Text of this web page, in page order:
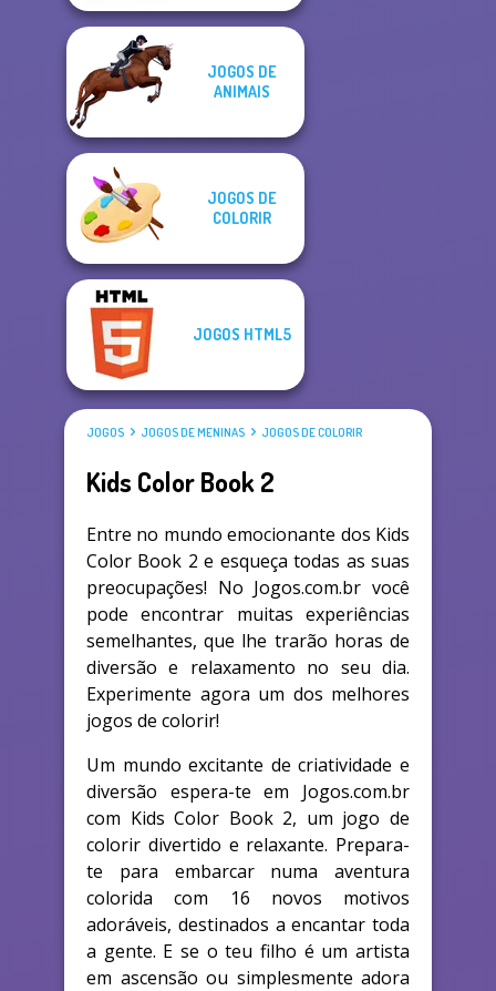
JOGOS DE
ANIMAIS
JOGOS DE
COLORIR
JOGOS HTML5
JOGOS JOGOS DE MENINAS JOGOS DE COLORIR
Kids Color Book 2
Entre no mundo emocionante dos Kids
Color Book 2 e esqueça todas as suas
preocupações! No Jogos.com.br você
pode encontrar muitas experiências
semelhantes, que lhe trarão horas de
diversão e relaxamento no seu dia.
Experimente agora um dos melhores
jogos de colorir!
Um mundo excitante de criatividade e
diversão espera-te em Jogos.com.br
com Kids Color Book 2, um jogo de
colorir divertido e relaxante. Prepara-
te para embarcar numa aventura
colorida com 16 novos motivos
adoráveis, destinados a encantar toda
a gente. E se o teu filho é um artista
em ascensão ou simplesmente adora